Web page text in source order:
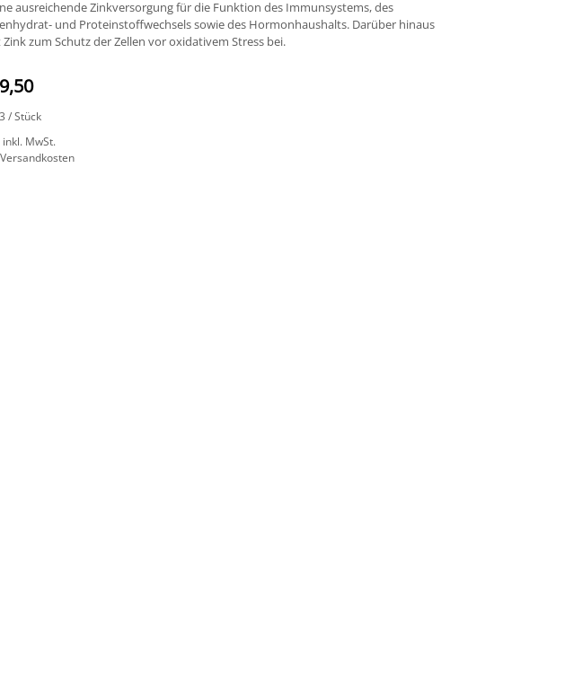
ausreichende Zinkversorgung für die Funktion des Immunsystems, des
und Proteinstoffwechsels sowie des Hormonhaushalts. Darüber hinaus
zum Schutz der Zellen vor oxidativem Stress bei.
/ Stück
inkl. MwSt.